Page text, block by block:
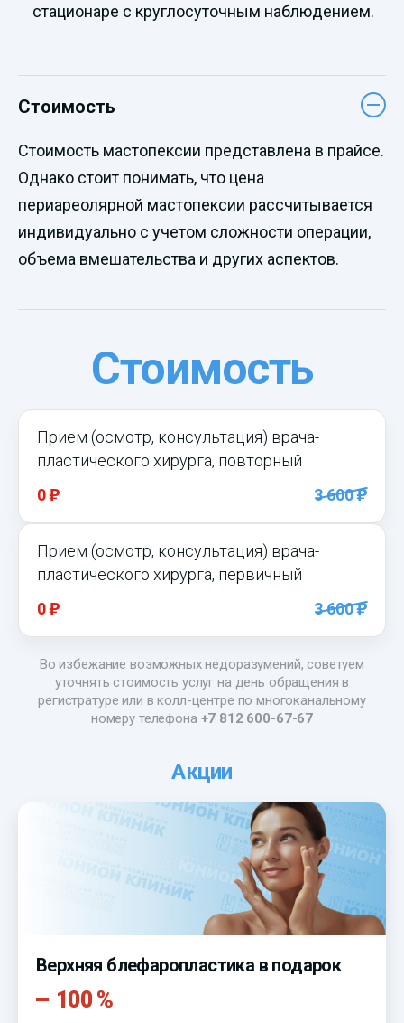
стационаре с круглосуточным наблюдением.
Стоимость
Стоимость мастопексии представлена в прайсе.
Однако стоит понимать, что цена
периареолярной мастопексии рассчитывается
индивидуально с учетом сложности операции,
объема вмешательства и других аспектов.
Стоимость
Прием (осмотр, консультация) врача-
пластического хирурга, повторный
0) 3 600)
Прием (осмотр, консультация) врача-
пластического хирурга, первичный
0) 3 600)
Во избежание возможных недоразумений, советуем
уточнять стоимость услуг на день обращения в
регистратуре или в колл-центре по многоканальному
номеру телефона +7 812 600-67-67
Акции
Верхняя блефаропластика в подарок
100 %